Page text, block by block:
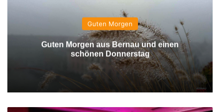
Guten Morgen
Guten Morgen aus Bernau und einen
schönen Donnerstag